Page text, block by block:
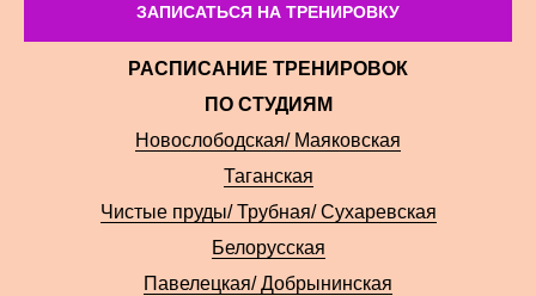
ЗАПИСАТЬСЯ НА ТРЕНИРОВКУ
РАСПИСАНИЕ ТРЕНИРОВОК
ПО СТУДИЯМ
Новослободская/ Маяковская
Таганская
Чистые пруды/ Трубная/ Сухаревская
Белорусская
Павелецкая/ Добрынинская